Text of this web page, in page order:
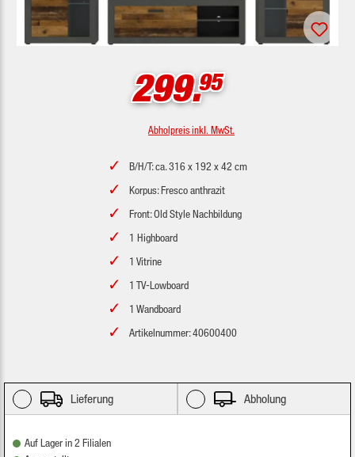
299.95
Abholpreis inkl. MwSt.
B/H/T: ca. 316 x 192 x 42 cm
Korpus: Fresco anthrazit
Front: Old Style Nachbildung
1 Highboard
1 Vitrine
1 TV-Lowboard
1 Wandboard
Artikelnummer: 40600400
Lieferung Abholung
Auf Lager in 2 Filialen